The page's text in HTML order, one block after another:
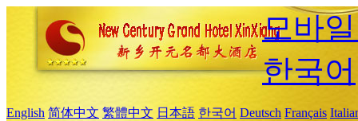
모바
한국어
English 简体中文 繁體中文 日本語 한국어 Deutsch Français